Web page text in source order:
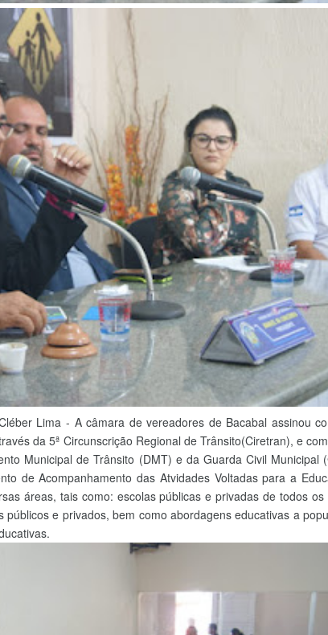
Lima - A câmara de vereadores de Bacabal assinou
da 5ª Circunscrição Regional de Trânsito(Ciretran), e
Municipal de Trânsito (DMT) e da Guarda Civil Municipal
de Acompanhamento das Atvidades Voltadas para a
áreas, tais como: escolas públicas e privadas de todos
públicos e privados, bem como abordagens educativas a